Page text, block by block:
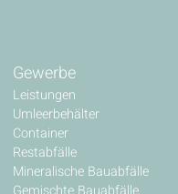
Gewerbe
Leistungen
Umleerbehälter
Container
Restabfälle
Mineralische Bauabfälle